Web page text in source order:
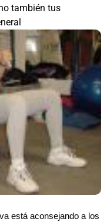
también tus
está aconsejando a los